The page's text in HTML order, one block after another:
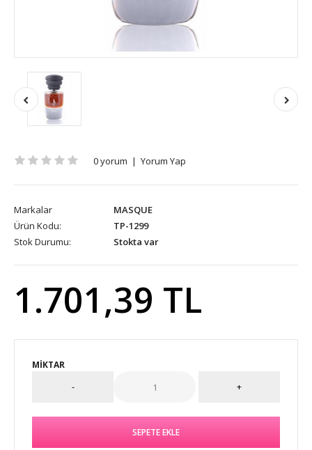
0 yorum | Yorum Yap
Markalar
MASQUE
Ürün Kodu:
TP-1299
Stok Durumu:
Stokta var
1.701,39 TL
MIKTAR